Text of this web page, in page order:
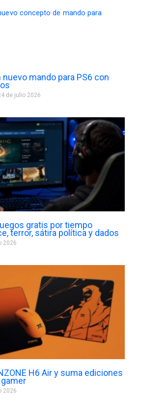
nuevo mando para PS6 con
de julio 2026
gratis por tiempo
terror, sátira política y dados
2026
H6 Air y suma ediciones
2026